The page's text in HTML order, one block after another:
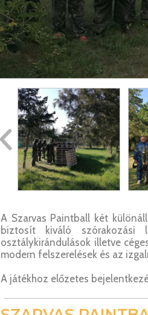
A Szarvas Paintball két
biztosít kiváló szórakozási
osztálykirándulások illetve
modern felszerelések és az
A játékhoz előzetes